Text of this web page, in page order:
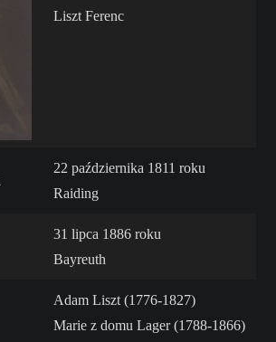
Liszt Ferenc
22 października 1811 roku
Raiding
31 lipca 1886 roku
Bayreuth
Adam Liszt (1776-1827)
Marie z domu Lager (1788-1866)